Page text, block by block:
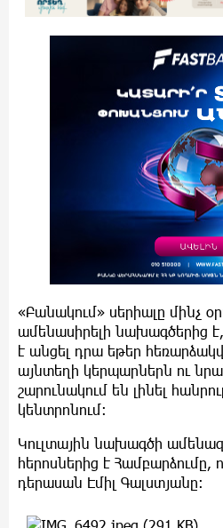
«Բանակում» սերիալը մինչ
ամենասիրելի նախագծերից
է անցել դրա եթեր
այնտեղի կերպարներն ու
շարունակում են լինել
կենտրոնում:
Կուլտային նախագծի
հերոսներից է Համբարձումը,
դերասան Էմիլ Գալստյանը: